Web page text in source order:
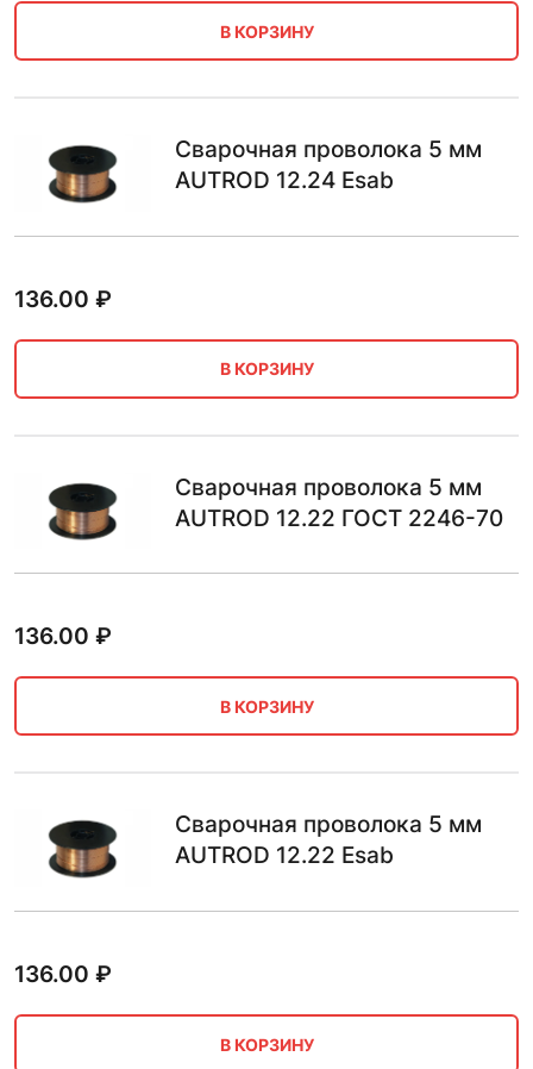
В КОРЗИНУ
Сварочная проволока 5 мм
AUTROD 12.24 Esab
136.00 ₽
В КОРЗИНУ
Сварочная проволока 5 мм
AUTROD 12.22 ГОСТ 2246-70
136.00 ₽
В КОРЗИНУ
Сварочная проволока 5 мм
AUTROD 12.22 Esab
136.00 ₽
В КОРЗИНУ